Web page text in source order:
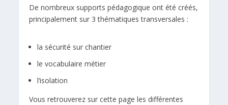
De nombreux supports pédagogique ont été créés,
principalement sur 3 thématiques transversales :
la sécurité sur chantier
le vocabulaire métier
l’isolation
Vous retrouverez sur cette page les différentes